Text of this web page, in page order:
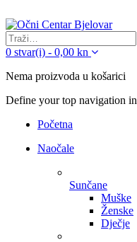
0 stvar(i) - 0,00 kn
Nema proizvoda u košarici
Define your top navigation in
Početna
Naočale
Sunčane
Muške
Ženske
Dječje